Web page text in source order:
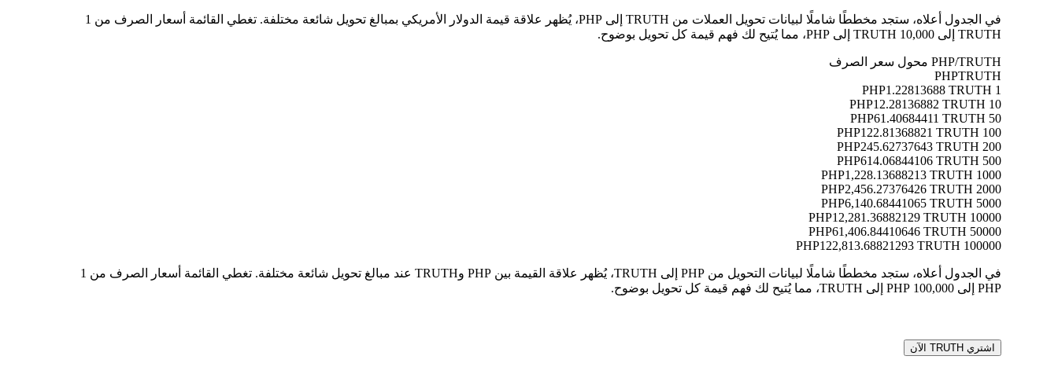
في الجدول أعلاه، ستجد مخططًا شاملًا لبيانات تحويل العملات من TRUTH إلى PHP، يُظهر علاقة قيمة الدولار الأمريكي بمبالغ تحويل شائعة مختلفة. تغطي القائمة أسعار الصرف من 1
TRUTH إلى 10,000 TRUTH إلى PHP، مما يُتيح لك فهم قيمة كل تحويل بوضوح.
PHP/TRUTH محول سعر الصرف
PHPTRUTH
1 PHP
1.22813688 TRUTH
10 PHP
12.28136882 TRUTH
50 PHP
61.40684411 TRUTH
100 PHP
122.81368821 TRUTH
200 PHP
245.62737643 TRUTH
500 PHP
614.06844106 TRUTH
1000 PHP
1,228.13688213 TRUTH
2000 PHP
2,456.27376426 TRUTH
5000 PHP
6,140.68441065 TRUTH
10000 PHP
12,281.36882129 TRUTH
50000 PHP
61,406.84410646 TRUTH
100000 PHP
122,813.68821293 TRUTH
في الجدول أعلاه، ستجد مخططًا شاملًا لبيانات التحويل من PHP إلى TRUTH، يُظهر علاقة القيمة بين PHP وTRUTH عند مبالغ تحويل شائعة مختلفة. تغطي القائمة أسعار الصرف من 1
PHP إلى 100,000 PHP إلى TRUTH، مما يُتيح لك فهم قيمة كل تحويل بوضوح.
اشتري TRUTH الآن